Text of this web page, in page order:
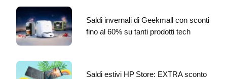
Saldi invernali di Geekmall con sconti
fino al 60% su tanti prodotti tech
Saldi estivi HP Store: EXTRA sconto